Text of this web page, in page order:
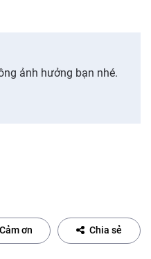
ảnh hưởng bạn nhé.
Cảm ơn Chia sẻ